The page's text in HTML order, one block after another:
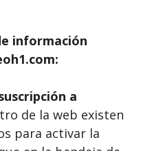
información
a
de la web existen
para activar la